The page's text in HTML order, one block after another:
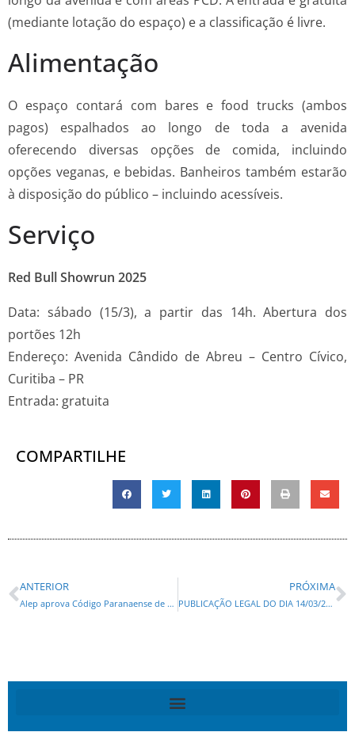
(mediante lotação do espaço) e a classificação é livre.
Alimentação
O espaço contará com bares e food trucks (ambos
pagos) espalhados ao longo de toda a avenida
oferecendo diversas opções de comida, incluindo
opções veganas, e bebidas. Banheiros também estarão
à disposição do público – incluindo acessíveis.
Serviço
Red Bull Showrun 2025
Data: sábado (15/3), a partir das 14h. Abertura dos
portões 12h
Endereço: Avenida Cândido de Abreu – Centro Cívico,
Curitiba – PR
Entrada: gratuita
COMPARTILHE
ANTERIOR
Alep aprova Código Paranaense de Defesa do Consumidor; veja o que muda
PRÓXIMA
PUBLICAÇÃO LEGAL DO DIA 14/03/2025: FOZTRANS – AVISO DE LICITAÇÃO: PREGÃO ELETRÔNICO SRP Nº 002/2025